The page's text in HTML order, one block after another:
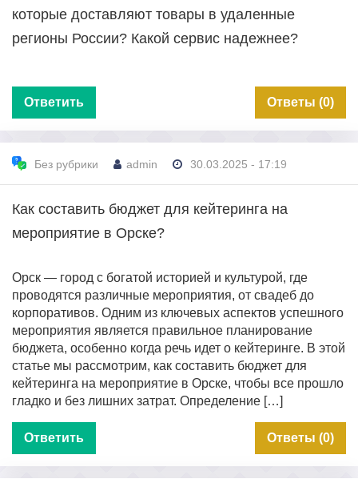
которые доставляют товары в удаленные
регионы России? Какой сервис надежнее?
Ответить Ответы (0)
Без рубрики admin 30.03.2025 - 17:19
Как составить бюджет для кейтеринга на
мероприятие в Орске?
Орск — город с богатой историей и культурой, где
проводятся различные мероприятия, от свадеб до
корпоративов. Одним из ключевых аспектов успешного
мероприятия является правильное планирование
бюджета, особенно когда речь идет о кейтеринге. В этой
статье мы рассмотрим, как составить бюджет для
кейтеринга на мероприятие в Орске, чтобы все прошло
гладко и без лишних затрат. Определение […]
Ответить Ответы (0)